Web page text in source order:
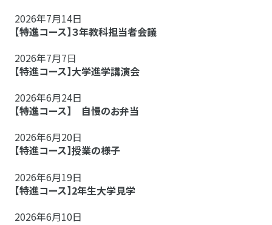
2026年7月14日
【特進コース】３年教科担当者会議
2026年7月7日
【特進コース】大学進学講演会
2026年6月24日
【特進コース】 自慢のお弁当
2026年6月20日
【特進コース】授業の様子
2026年6月19日
【特進コース】2年生大学見学
2026年6月10日